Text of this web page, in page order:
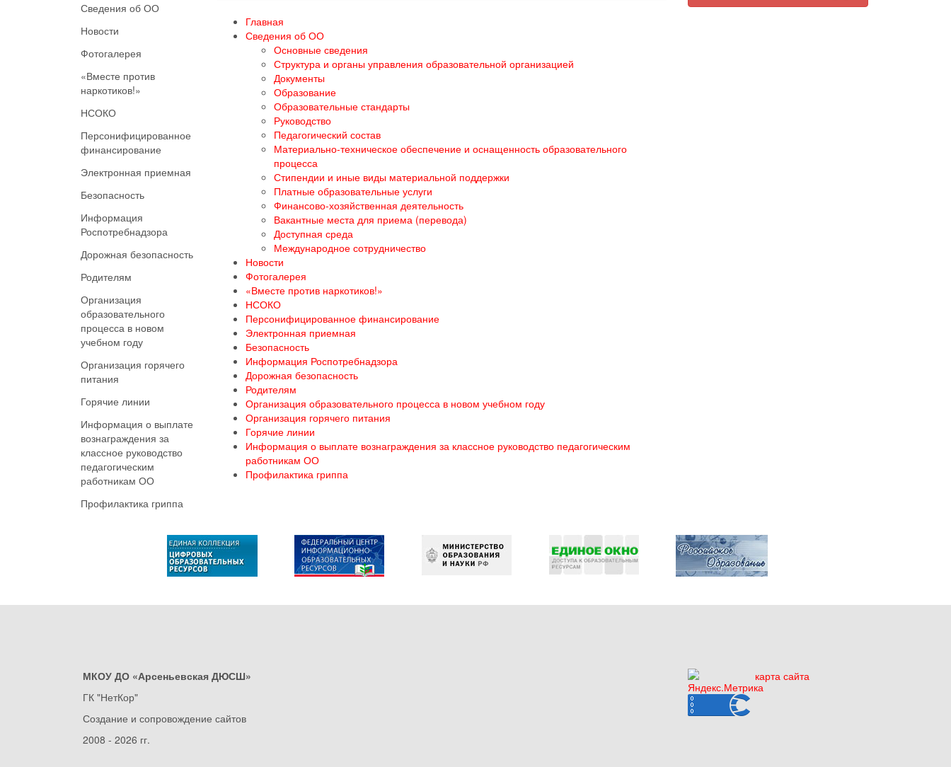
Сведения об ОО
Новости
Фотогалерея
«Вместе против
наркотиков!»
НСОКО
Персонифицированное
финансирование
Электронная приемная
Безопасность
Информация
Роспотребнадзора
Дорожная безопасность
Родителям
Организация
образовательного
процесса в новом
учебном году
Организация горячего
питания
Горячие линии
Информация о выплате
вознаграждения за
классное руководство
педагогическим
работникам ОО
Профилактика гриппа
Главная
Сведения об ОО
Основные сведения
Структура и органы управления образовательной организацией
Документы
Образование
Образовательные стандарты
Руководство
Педагогический состав
Материально-техническое обеспечение и оснащенность образовательного
процесса
Стипендии и иные виды материальной поддержки
Платные образовательные услуги
Финансово-хозяйственная деятельность
Вакантные места для приема (перевода)
Доступная среда
Международное сотрудничество
Новости
Фотогалерея
«Вместе против наркотиков!»
НСОКО
Персонифицированное финансирование
Электронная приемная
Безопасность
Информация Роспотребнадзора
Дорожная безопасность
Родителям
Организация образовательного процесса в новом учебном году
Организация горячего питания
Горячие линии
Информация о выплате вознаграждения за классное руководство педагогическим
работникам ОО
Профилактика гриппа
МКОУ ДО «Арсеньевская ДЮСШ»
ГК "НетКор"
Создание и сопровождение сайтов
2008 - 2026 гг.
карта сайта